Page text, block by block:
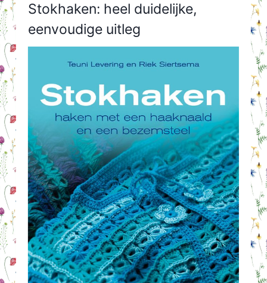
Stokhaken: heel duidelijke,
eenvoudige uitleg